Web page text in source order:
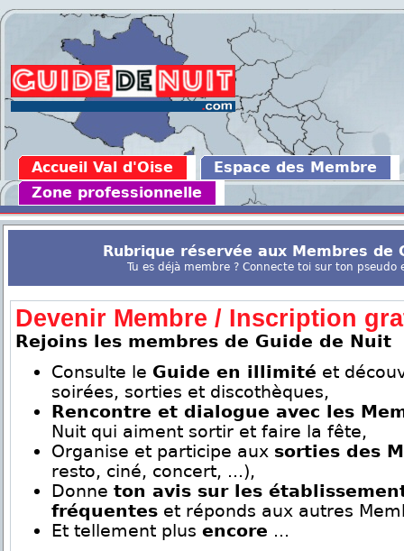
Accueil Val d'Oise
Espace des Membre
Zone professionnelle
Rubrique réservée aux Membres de
Tu es déjà membre ? Connecte toi sur ton pseudo
Devenir Membre / Inscription
Rejoins les membres de Guide de Nuit
Consulte le Guide en illimité et
soirées, sorties et discothèques,
Rencontre et dialogue avec les
Nuit qui aiment sortir et faire la fête,
Organise et participe aux sorties des
resto, ciné, concert, ...),
Donne ton avis sur les
fréquentes et réponds aux autres
Et tellement plus encore ...